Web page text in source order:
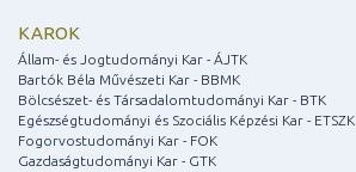
KAROK
Állam- és Jogtudományi Kar - ÁJTK
Bartók Béla Művészeti Kar - BBMK
Bölcsészet- és Társadalomtudományi Kar - BTK
Egészségtudományi és Szociális Képzési Kar - ETSZK
Fogorvostudományi Kar - FOK
Gazdaságtudományi Kar - GTK